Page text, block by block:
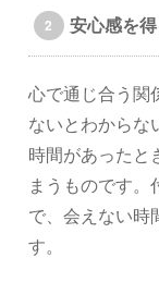
安心感を
心で通じ合う関
ないとわからな
時間があったと
まうものです
で、会えない時
す。